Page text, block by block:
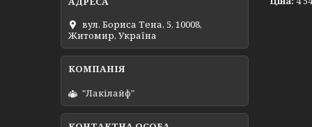
вул. Бориса Тена, 5, 10008,
Житомир, Україна
"Лакілайф"